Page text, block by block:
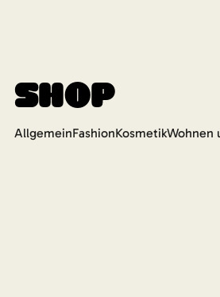
Shop
AllgemeinFashionKosmetikWohnen